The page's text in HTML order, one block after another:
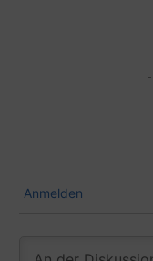
Anmelden